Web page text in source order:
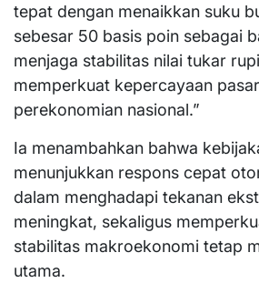
tepat dengan menaikkan suku
sebesar 50 basis poin sebagai
menjaga stabilitas nilai tukar
memperkuat kepercayaan
perekonomian nasional.”
Ia menambahkan bahwa
menunjukkan respons cepat
dalam menghadapi tekanan
meningkat, sekaligus
stabilitas makroekonomi tetap
utama.